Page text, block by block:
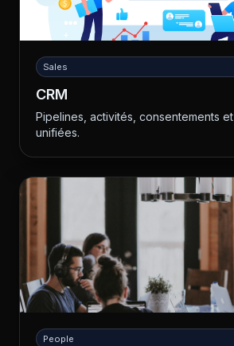
Sales
CRM
Pipelines, activités, consentements
unifiées.
People